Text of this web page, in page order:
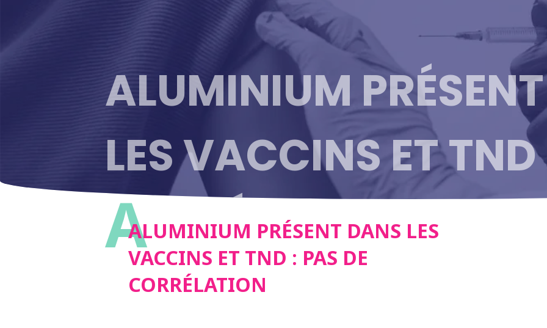
ALUMINIUM
LES VACCINS ET
CORRÉLATION
AALUMINIUM PRÉSENT DANS LES
VACCINS ET TND : PAS DE
CORRÉLATION